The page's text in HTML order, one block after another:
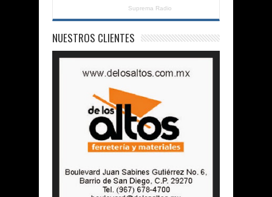
Suprema Radio
NUESTROS CLIENTES